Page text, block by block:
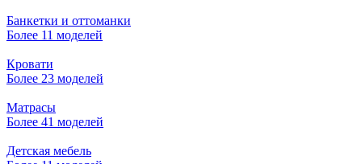
Банкетки и оттоманки
Более 11 моделей
Кровати
Более 23 моделей
Матрасы
Более 41 моделей
Детская мебель